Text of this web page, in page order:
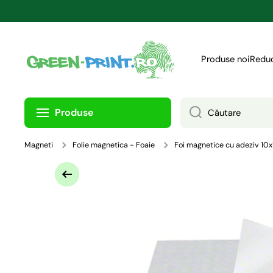
Produse noi
Produse Căutare
Magneti Folie magnetica - Foaie Foi magnetice cu adeziv